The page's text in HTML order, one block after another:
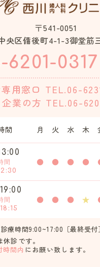
〒541-0051
央区備後町4-1-3御堂筋
6201-0317
用窓口 TEL.06-
企業の方 TEL.06-
間 月 火 水 木
間
● ● ● ●
間
● ● ● ★
療時間9:00~17:00［最終受付
診です。
時間内 にお願い致します。